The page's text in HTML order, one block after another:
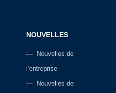
NOUVELLES
Nouvelles de
l’entreprise
Nouvelles de